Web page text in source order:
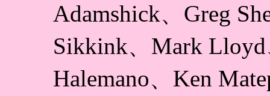
Adamshick、Greg
Sikkink、Mark
Halemano、Ken